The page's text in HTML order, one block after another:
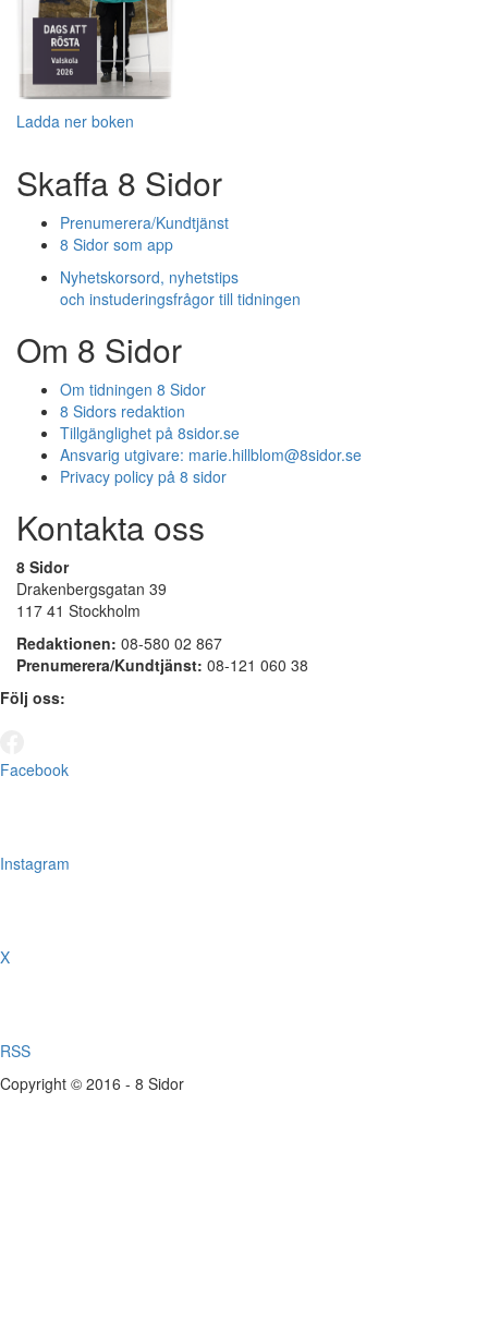
Ladda ner boken
Skaffa 8 Sidor
Prenumerera/Kundtjänst
8 Sidor som app
Nyhetskorsord, nyhetstips
och instuderingsfrågor till tidningen
Om 8 Sidor
Om tidningen 8 Sidor
8 Sidors redaktion
Tillgänglighet på 8sidor.se
Ansvarig utgivare: marie.hillblom@8sidor.se
Privacy policy på 8 sidor
Kontakta oss
8 Sidor
Drakenbergsgatan 39
117 41 Stockholm
Redaktionen: 08-580 02 867
Prenumerera/Kundtjänst: 08-121 060 38
Följ oss:
Facebook
Instagram
X
RSS
Copyright © 2016 - 8 Sidor